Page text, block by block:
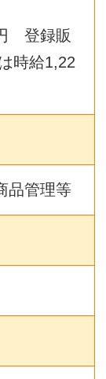
登録販
時給1,22
品管理等